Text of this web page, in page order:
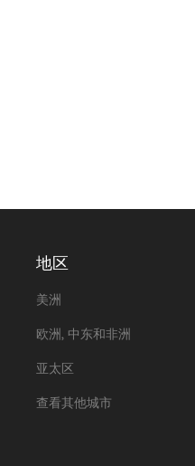
地区
美洲
欧洲, 中东和非洲
亚太区
查看其他城市